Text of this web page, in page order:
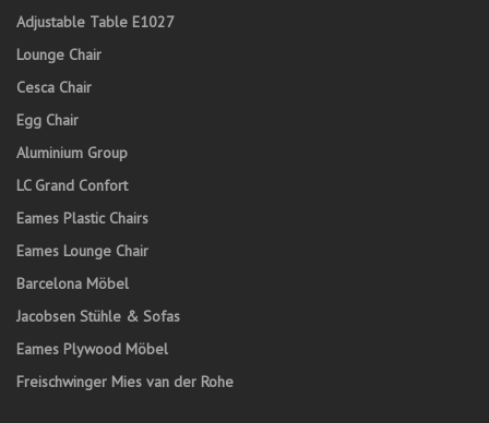
Adjustable Table E1027
Lounge Chair
Cesca Chair
Egg Chair
Aluminium Group
LC Grand Confort
Eames Plastic Chairs
Eames Lounge Chair
Barcelona Möbel
Jacobsen Stühle & Sofas
Eames Plywood Möbel
Freischwinger Mies van der Rohe